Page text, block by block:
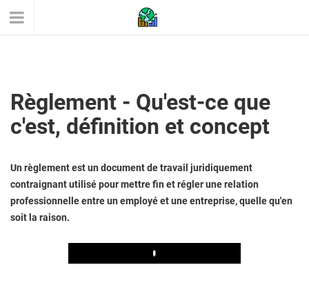
Règlement - Qu'est-ce que
c'est, définition et concept
Un règlement est un document de travail juridiquement
contraignant utilisé pour mettre fin et régler une relation
professionnelle entre un employé et une entreprise, quelle qu'en
soit la raison.
Play